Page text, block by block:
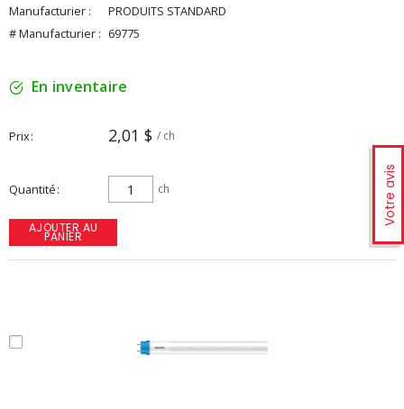
Votre avis
Manufacturier :
PRODUITS STANDARD
# Manufacturier : 69775
En inventaire
Prix 2,01 $ / ch
Quantité ch
AJOUTER AU
PANIER